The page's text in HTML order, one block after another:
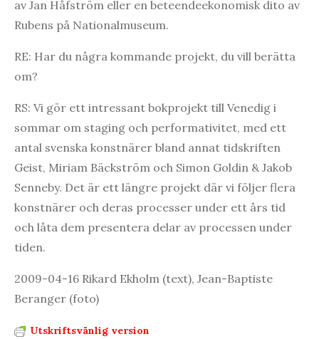
av Jan Håfström eller en beteendeekonomisk dito av
Rubens på Nationalmuseum.
RE: Har du några kommande projekt, du vill berätta
om?
RS: Vi gör ett intressant bokprojekt till Venedig i
sommar om staging och performativitet, med ett
antal svenska konstnärer bland annat tidskriften
Geist, Miriam Bäckström och Simon Goldin & Jakob
Senneby. Det är ett längre projekt där vi följer flera
konstnärer och deras processer under ett års tid
och låta dem presentera delar av processen under
tiden.
2009-04-16 Rikard Ekholm (text), Jean-Baptiste
Beranger (foto)
Utskriftsvänlig version